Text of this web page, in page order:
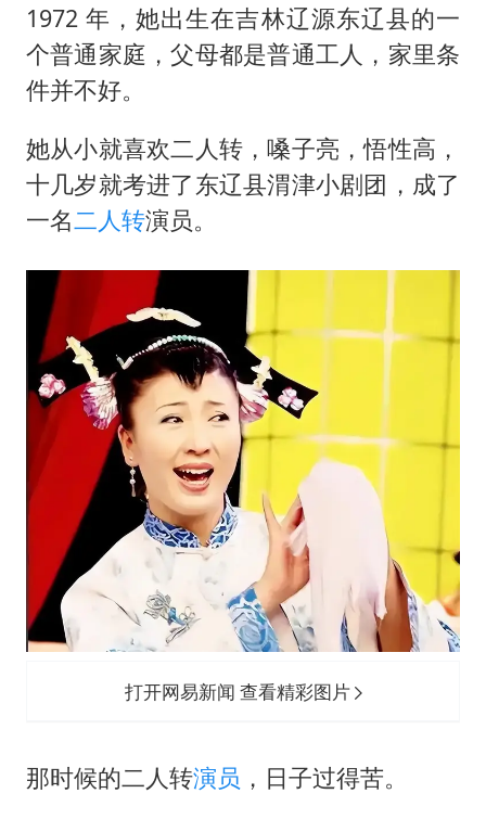
1972 年，她出生在吉林辽源东辽县的一
个普通家庭，父母都是普通工人，家里条
件并不好。
她从小就喜欢二人转 ，嗓子亮，悟性高，
十几岁就考进了东辽县渭津小剧团，成了
一名二人转演员。
打开网易新闻 查看精彩图片
那时候的二人转演员 ，日子过得苦。